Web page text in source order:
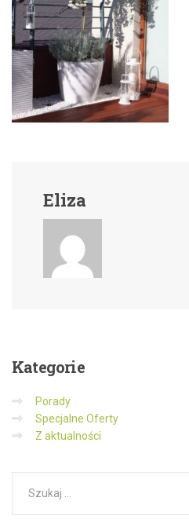
Eliza
Kategorie
Porady
Specjalne Oferty
Z aktualności